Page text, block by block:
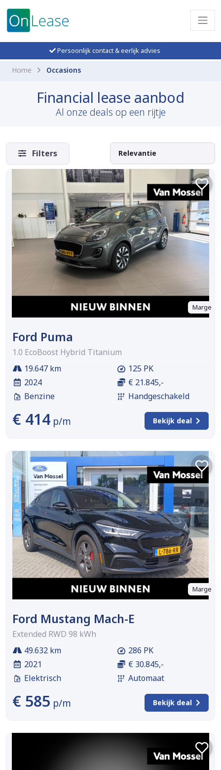
Persoonlijk contact & eerlijk advies
Home Occasions
Financial lease aanbod
Al onze deals op een rijtje
Filters
Marge
Ford Puma
1.0 EcoBoost Hybrid Titanium
19.647 km
2024
Benzine
125 PK
€ 21.845,-
Handgeschakeld
€ 414 p/m Bekijk deal
Marge
Ford Mustang Mach-E
Extended RWD 98 kWh
49.632 km
2021
Elektrisch
286 PK
€ 30.845,-
Automaat
€ 585 p/m Bekijk deal